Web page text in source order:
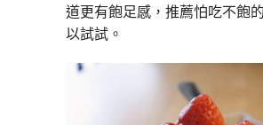
道更有飽足感，推薦怕吃不飽
以試試。